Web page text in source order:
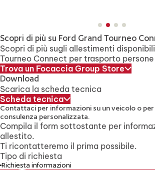
Scopri di più su Ford Grand Tourneo
Scopri di più sugli allestimenti disponibili
Tourneo Connect per trasporto
Trova un Focaccia Group Store
Download
Scarica la scheda tecnica
Scheda tecnica
Contattaci per informazioni su un veicolo o
consulenza personalizzata.
Compila il form sottostante per
allestito.
Ti ricontatteremo il prima possibile.
Tipo di richiesta
Richiesta informazioni